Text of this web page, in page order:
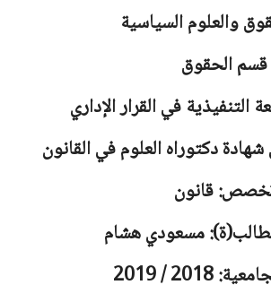
والعلوم السياسية
قسم الحقوق
التنفيذية في القرار الإداري
دكتوراه العلوم في القانون
قانون
مسعودي هشام
2018 / 2019